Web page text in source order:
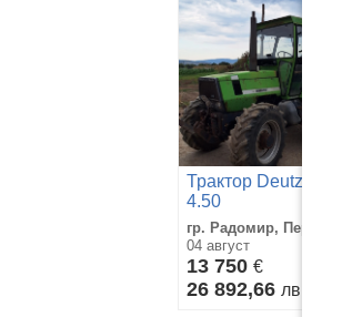
Трактор Deutz DX
4.50
гр. Радомир, Перник
04 август
13 750 €
26 892,66 лв